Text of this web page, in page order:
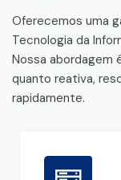
Oferecemos uma
Tecnologia da
Nossa abordagem
quanto reativa,
rapidamente.